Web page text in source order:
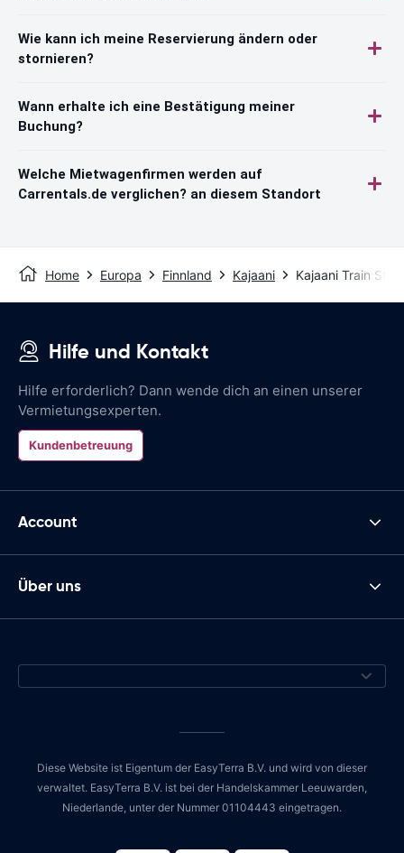
Wie kann ich meine Reservierung ändern oder
stornieren?
Wann erhalte ich eine Bestätigung meiner
Buchung?
Welche Mietwagenfirmen werden auf
Carrentals.de verglichen? an diesem Standort
Home Europa Finnland Kajaani Kajaani Train
Hilfe und Kontakt
Hilfe erforderlich? Dann wende dich an einen unserer
Vermietungsexperten.
Kundenbetreuung
Account
Über uns
Diese Website ist Eigentum der EasyTerra B.V. und wird von dieser
verwaltet. EasyTerra B.V. ist bei der Handelskammer Leeuwarden,
Niederlande, unter der Nummer 01104443 eingetragen.